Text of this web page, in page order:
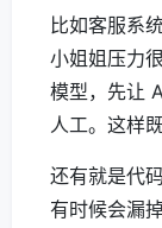
比如客服系
小姐姐压力
模型，先让
人工。这样
还有就是代
有时候会漏